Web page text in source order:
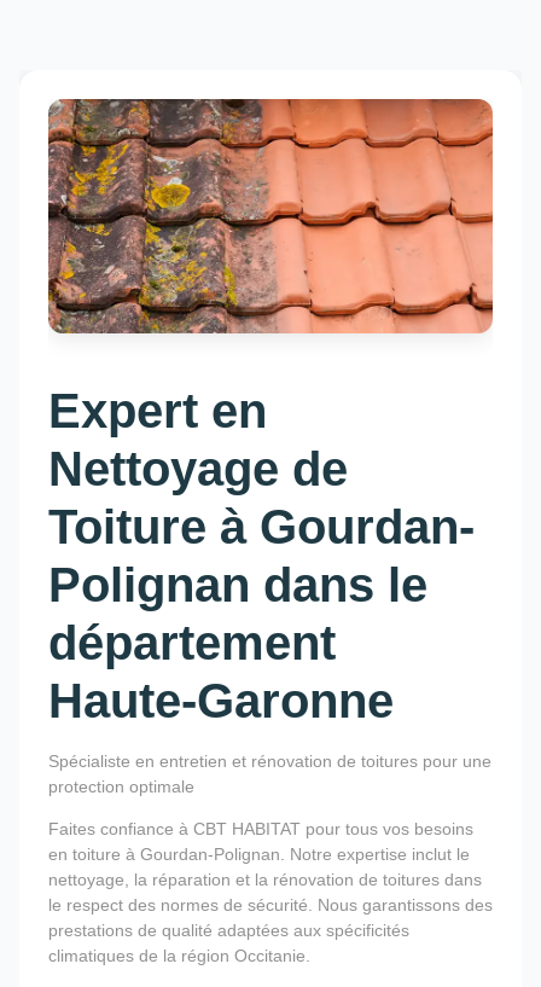
Expert en
Nettoyage de
Toiture à Gourdan-
Polignan dans le
département
Haute-Garonne
Spécialiste en entretien et rénovation de toitures pour une
protection optimale
Faites confiance à CBT HABITAT pour tous vos besoins
en toiture à Gourdan-Polignan. Notre expertise inclut le
nettoyage, la réparation et la rénovation de toitures dans
le respect des normes de sécurité. Nous garantissons des
prestations de qualité adaptées aux spécificités
climatiques de la région Occitanie.